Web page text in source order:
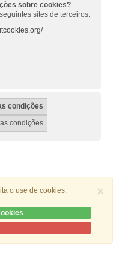
×
o use de cookies.
sobre cookies?
sites de terceiros: